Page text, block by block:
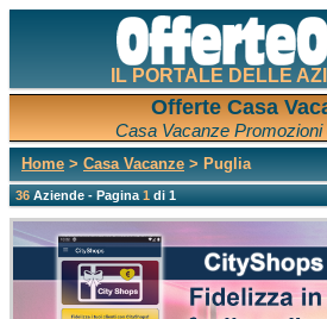
IL PORTALE DELLE
Offerte Casa
Casa Vacanze
Home > Casa Vacanze > Puglia
36Aziende - Pagina1di 1